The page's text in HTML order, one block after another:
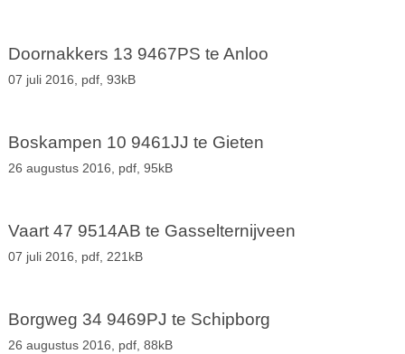
Doornakkers 13 9467PS te Anloo
07 juli 2016, pdf, 93kB
Boskampen 10 9461JJ te Gieten
26 augustus 2016, pdf, 95kB
Vaart 47 9514AB te Gasselternijveen
07 juli 2016, pdf, 221kB
Borgweg 34 9469PJ te Schipborg
26 augustus 2016, pdf, 88kB